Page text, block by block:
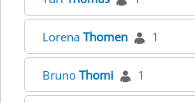
Lorena Thomen 1
Bruno Thomi 1